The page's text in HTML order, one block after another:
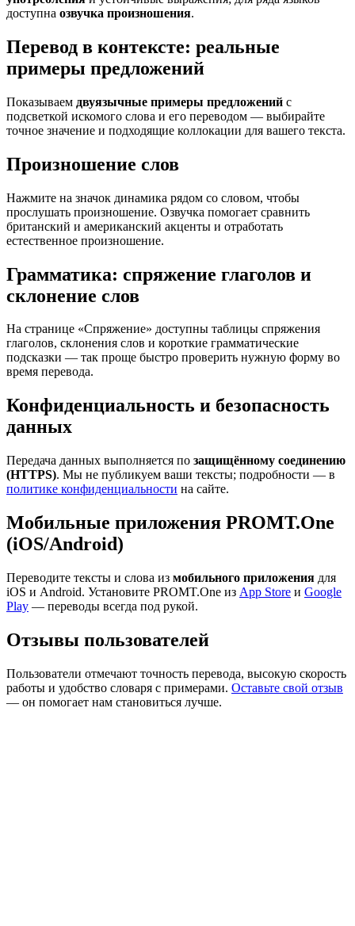
доступна озвучка произношения.
Перевод в контексте: реальные
примеры предложений
Показываем двуязычные примеры предложений с
подсветкой искомого слова и его переводом — выбирайте
точное значение и подходящие коллокации для вашего текста.
Произношение слов
Нажмите на значок динамика рядом со словом, чтобы
прослушать произношение. Озвучка помогает сравнить
британский и американский акценты и отработать
естественное произношение.
Грамматика: спряжение глаголов и
склонение слов
На странице «Спряжение» доступны таблицы спряжения
глаголов, склонения слов и короткие грамматические
подсказки — так проще быстро проверить нужную форму во
время перевода.
Конфиденциальность и безопасность
данных
Передача данных выполняется по защищённому соединению
(HTTPS). Мы не публикуем ваши тексты; подробности — в
политике конфиденциальности на сайте.
Мобильные приложения PROMT.One
(iOS/Android)
Переводите тексты и слова из мобильного приложения для
iOS и Android. Установите PROMT.One из App Store и Google
Play — переводы всегда под рукой.
Отзывы пользователей
Пользователи отмечают точность перевода, высокую скорость
работы и удобство словаря с примерами. Оставьте свой отзыв
— он помогает нам становиться лучше.